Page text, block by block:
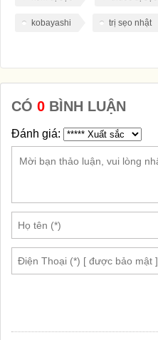
kobayashi trị sẹo nhật
CÓ 0 BÌNH LUẬN
Đánh giá: